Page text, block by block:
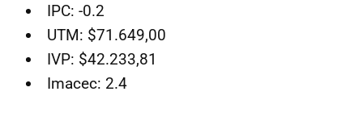
IPC: -0.2
UTM: $71.649,00
IVP: $42.233,81
Imacec: 2.4